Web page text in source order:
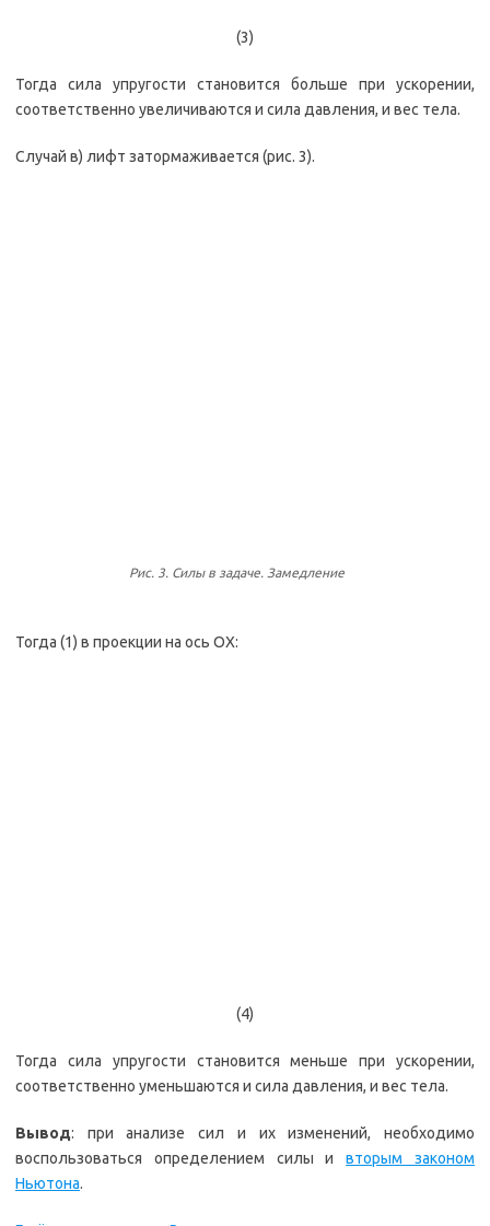
(3)
Тогда сила упругости становится больше при ускорении,
соответственно увеличиваются и сила давления, и вес тела.
Случай в) лифт затормаживается (рис. 3).
Рис. 3. Силы в задаче. Замедление
Тогда (1) в проекции на ось OX:
(4)
Тогда сила упругости становится меньше при ускорении,
соответственно уменьшаются и сила давления, и вес тела.
Вывод: при анализе сил и их изменений, необходимо
воспользоваться определением силы ивторым законом
Ньютона.